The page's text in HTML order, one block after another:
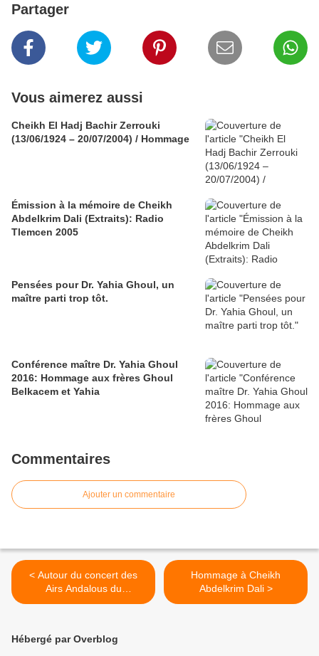
Partager
Vous aimerez aussi
Cheikh El Hadj Bachir Zerrouki
(13/06/1924 – 20/07/2004) / Hommage
Émission à la mémoire de Cheikh
Abdelkrim Dali (Extraits): Radio
Tlemcen 2005
Pensées pour Dr. Yahia Ghoul, un
maître parti trop tôt.
Conférence maître Dr. Yahia Ghoul
2016: Hommage aux frères Ghoul
Belkacem et Yahia
Commentaires
Ajouter un commentaire
< Autour du concert des
Airs Andalous du
05/12/2009
Hommage à Cheikh
Abdelkrim Dali >
Hébergé par Overblog